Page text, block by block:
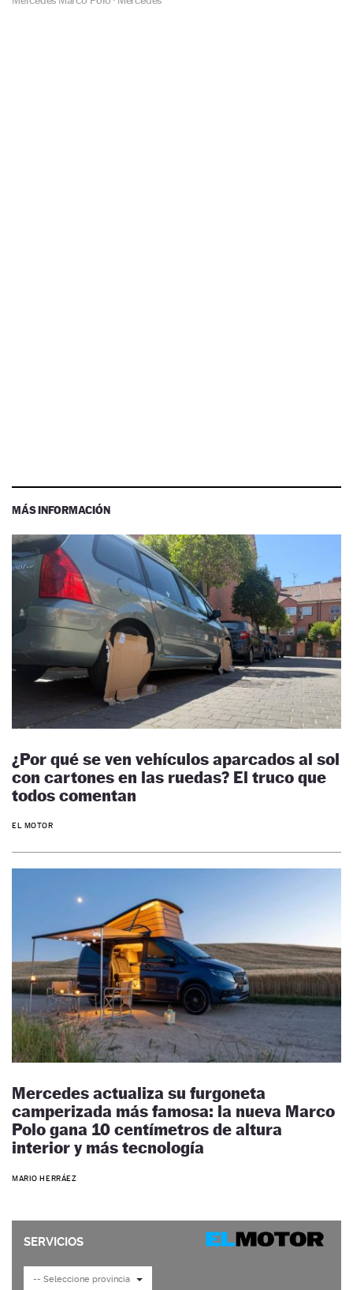
MÁS INFORMACIÓN
¿Por qué se ven vehículos aparcados al sol
con cartones en las ruedas? El truco que
todos comentan
EL MOTOR
Mercedes actualiza su furgoneta
camperizada más famosa: la nueva Marco
Polo gana 10 centímetros de altura
interior y más tecnología
MARIO HERRÁEZ